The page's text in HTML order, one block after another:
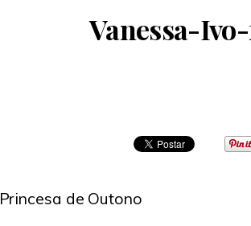
Vanessa-
Princesa de Outono